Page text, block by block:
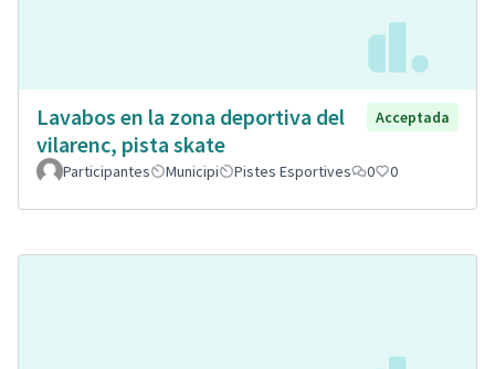
Lavabos en la zona deportiva del
vilarenc, pista skate
Acceptada
Participantes Municipi Pistes Esportives 0 0